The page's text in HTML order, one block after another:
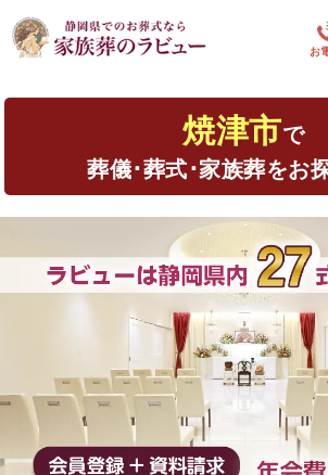
お
焼津市で
葬儀･葬式･家族葬をお